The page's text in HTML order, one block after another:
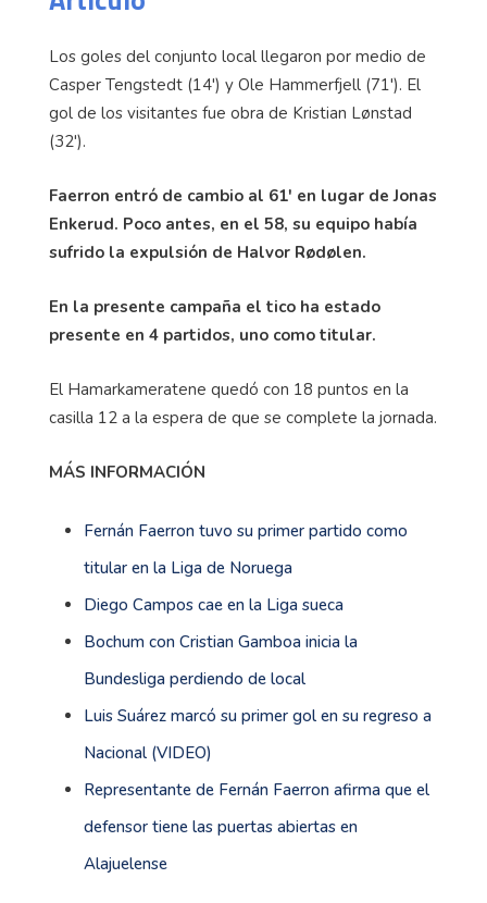
Los goles del conjunto local llegaron por medio de
Casper Tengstedt (14') y Ole Hammerfjell (71'). El
gol de los visitantes fue obra de Kristian Lønstad
(32').
Faerron entró de cambio al 61' en lugar de Jonas
Enkerud. Poco antes, en el 58, su equipo había
sufrido la expulsión de Halvor Rødølen.
En la presente campaña el tico ha estado
presente en 4 partidos, uno como titular.
El Hamarkameratene quedó con 18 puntos en la
casilla 12 a la espera de que se complete la jornada.
MÁS INFORMACIÓN
Fernán Faerron tuvo su primer partido como
titular en la Liga de Noruega
Diego Campos cae en la Liga sueca
Bochum con Cristian Gamboa inicia la
Bundesliga perdiendo de local
Luis Suárez marcó su primer gol en su regreso a
Nacional (VIDEO)
Representante de Fernán Faerron afirma que el
defensor tiene las puertas abiertas en
Alajuelense